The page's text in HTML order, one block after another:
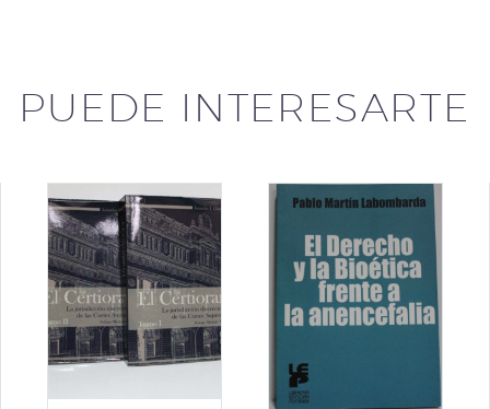
PUEDE INTERESARTE